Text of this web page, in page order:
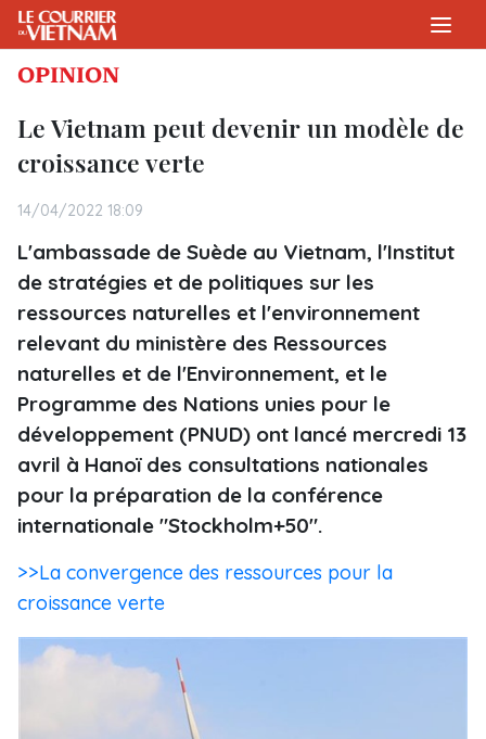
OPINION
Le Vietnam peut devenir un modèle de
croissance verte
14/04/2022 18:09
L'ambassade de Suède au Vietnam, l'Institut
de stratégies et de politiques sur les
ressources naturelles et l'environnement
relevant du ministère des Ressources
naturelles et de l'Environnement, et le
Programme des Nations unies pour le
développement (PNUD) ont lancé mercredi 13
avril à Hanoï des consultations nationales
pour la préparation de la conférence
internationale "Stockholm+50".
>>La convergence des ressources pour la
croissance verte